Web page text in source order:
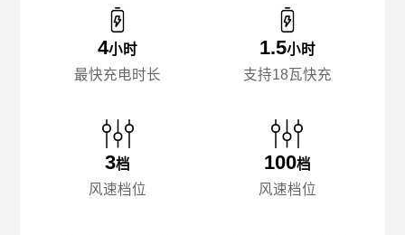
4小时
最快充电时长
3档
风速档位
1.5小时
支持18瓦快充
100档
风速档位